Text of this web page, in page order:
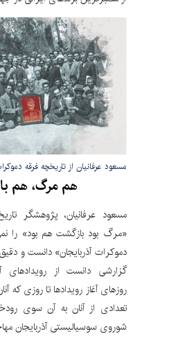
مسعود عرفانیان از تاریخچه فرقه
هم مرگ، هم
مسعود عرفانیان، پژوهشگر
«مرگ بود بازگشت هم بود» را
دموکرات آذربایجان» دانست و
گزارشی دانست از رویدادهای
روزهای آغاز رویدادها تا روزی که
تعدادی از آنان به آن سوی
شوروی سوسیالیستی آذربایجان